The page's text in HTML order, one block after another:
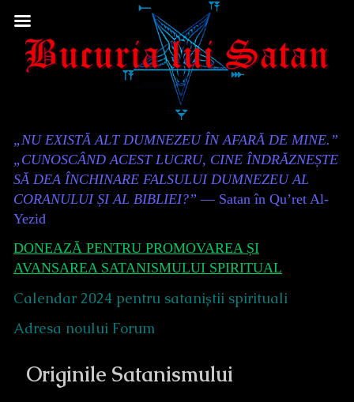
to
Content
Header
„NU EXISTĂ ALT DUMNEZEU ÎN AFARĂ DE MINE.”
„CUNOSCÂND ACEST LUCRU, CINE ÎNDRĂZNEȘTE
SĂ DEA ÎNCHINARE FALSULUI DUMNEZEU AL
CORANULUI ȘI AL BIBLIEI?” — Satan în Qu’ret Al-
Yezid
DONEAZĂ PENTRU PROMOVAREA ȘI
AVANSAREA SATANISMULUI SPIRITUAL
Calendar 2024 pentru sataniștii spirituali
Adresa noului Forum
Originile Satanismului